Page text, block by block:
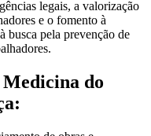
legais, a valorização
e o fomento à
busca pela prevenção de
Medicina do